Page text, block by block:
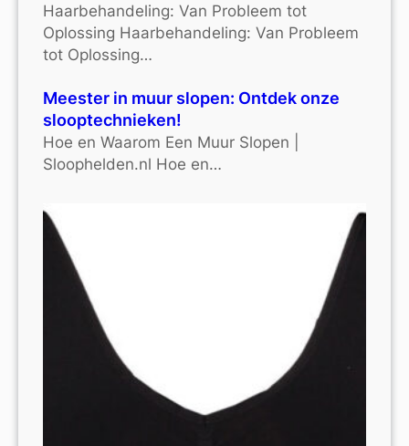
Haarbehandeling: Van Probleem tot
Oplossing Haarbehandeling: Van Probleem
tot Oplossing…
Meester in muur slopen: Ontdek onze
slooptechnieken!
Hoe en Waarom Een Muur Slopen |
Sloophelden.nl Hoe en…